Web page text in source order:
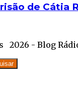
de Cátia
2026 - Blog